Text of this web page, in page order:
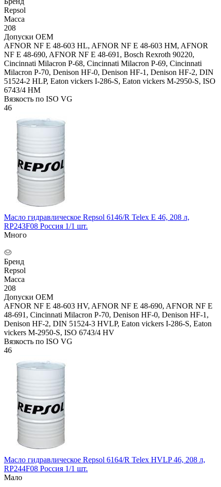
Repsol
Масса
208
Допуски OEM
AFNOR NF E 48-603 HL, AFNOR NF E 48-603 HM, AFNOR
NF E 48-690, AFNOR NF E 48-691, Bosch Rexroth 90220,
Cincinnati Milacron P-68, Cincinnati Milacron P-69, Cincinnati
Milacron P-70, Denison HF-0, Denison HF-1, Denison HF-2, DIN
51524-2 HLP, Eaton vickers I-286-S, Eaton vickers M-2950-S, ISO
6743/4 HM
Вязкость по ISO VG
46
Масло гидравлическое Repsol 6146/R Telex E 46, 208 л,
RP243F08 Россия 1/1 шт.
Много
Бренд
Repsol
Масса
208
Допуски OEM
AFNOR NF E 48-603 HV, AFNOR NF E 48-690, AFNOR NF E
48-691, Cincinnati Milacron P-70, Denison HF-0, Denison HF-1,
Denison HF-2, DIN 51524-3 HVLP, Eaton vickers I-286-S, Eaton
vickers M-2950-S, ISO 6743/4 HV
Вязкость по ISO VG
46
Масло гидравлическое Repsol 6164/R Telex HVLP 46, 208 л,
RP244F08 Россия 1/1 шт.
Мало